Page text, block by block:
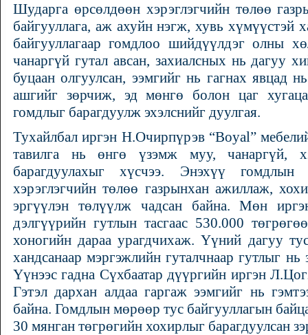
Шударга өрсөлдөөн хэрэглэгчийн төлөө
байгууллага, аж ахуйн нэгж, хувь хүмүүстэй
байгууллагаар гомдлоо шийдүүлдэг олны
чанаргүй гутал авсан, захиалсных нь дагуу
буцаан олгуулсан, ээмгийг нь гагнах явцад
ашгийг зөрчиж, эд мөнгө болон цаг
гомдлыг барагдуулж эхэлснийг дуулгая.
Тухайлбал иргэн Н.Очирпүрэв “Boyal”
тавилга нь өнгө үзэмж муу, чанаргүй,
барагдуулахыг хүсчээ. Энэхүү
хэрэглэгчийн төлөө газрынхан ажиллаж,
эргүүлэн төлүүлж чадсан байна. Мөн
дэлгүүрийн гутлын тасгаас 530.000
хоногийн дараа урагдчихаж. Үүний дагуу
хандсанаар мэргэжлийн гуталчнаар гутлыг
Үүнээс гадна Сүхбаатар дүүргийн иргэн
Гэтэл дархан алдаа гаргаж ээмгийг нь
байна. Гомдлын мөрөөр тус байгууллагын
30 мянган төгрөгийн хохирлыг барагдуулсан